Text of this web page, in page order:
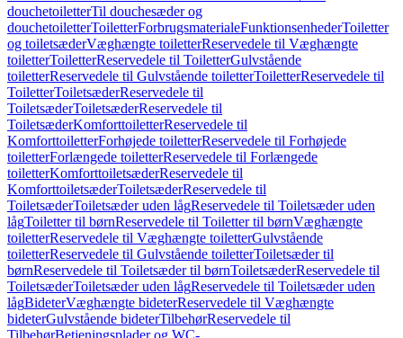
douchetoiletterTil douchesæder og
douchetoiletterToiletterForbrugsmaterialeFunktionsenhederToiletter
og toiletsæderVæghængte toiletterReservedele til Væghængte
toiletterToiletterReservedele til ToiletterGulvstående
toiletterReservedele til Gulvstående toiletterToiletterReservedele til
ToiletterToiletsæderReservedele til
ToiletsæderToiletsæderReservedele til
ToiletsæderKomforttoiletterReservedele til
KomforttoiletterForhøjede toiletterReservedele til Forhøjede
toiletterForlængede toiletterReservedele til Forlængede
toiletterKomforttoiletsæderReservedele til
KomforttoiletsæderToiletsæderReservedele til
ToiletsæderToiletsæder uden lågReservedele til Toiletsæder uden
lågToiletter til børnReservedele til Toiletter til børnVæghængte
toiletterReservedele til Væghængte toiletterGulvstående
toiletterReservedele til Gulvstående toiletterToiletsæder til
børnReservedele til Toiletsæder til børnToiletsæderReservedele til
ToiletsæderToiletsæder uden lågReservedele til Toiletsæder uden
lågBideterVæghængte bideterReservedele til Væghængte
bideterGulvstående bideterTilbehørReservedele til
TilbehørBetjeningsplader og WC-